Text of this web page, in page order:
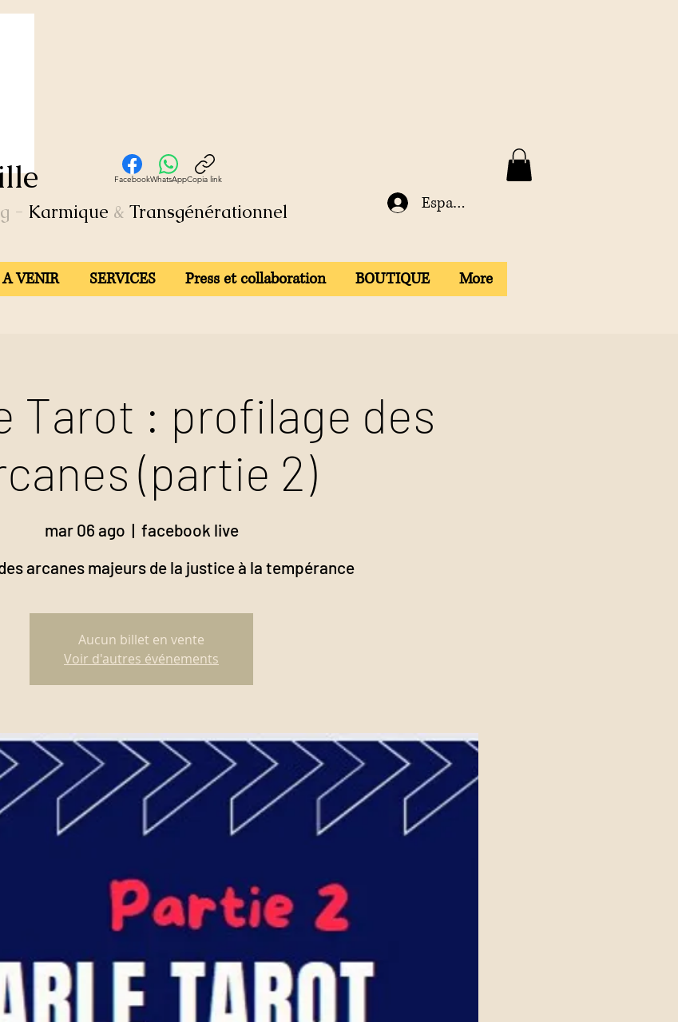
- Karmique & Transgénérationnel
FacebookWhatsAppCopia link
Espace membre
VENIR SERVICES Press et collaboration BOUTIQUE More
Tarot : profilage des
(partie 2)
mar 06 ago
  |
facebook live
Aucun billet en vente
Voir d'autres événements